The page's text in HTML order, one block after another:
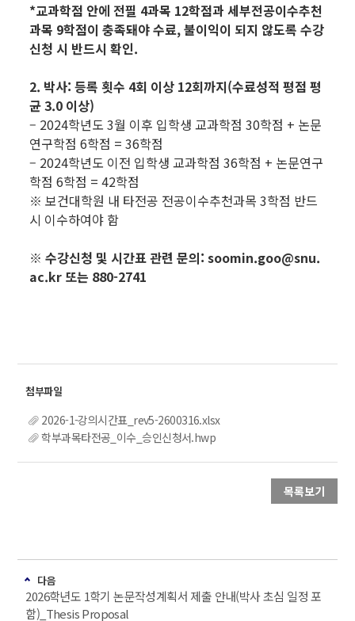
*교과학점 안에 전필 4과목 12학점과 세부전공이수추천
과목 9학점이 충족돼야 수료, 불이익이 되지 않도록 수강
신청 시 반드시 확인.
2. 박사: 등록 횟수 4회 이상 12회까지(수료성적 평점 평
균 3.0 이상)
– 2024학년도 3월 이후 입학생 교과학점 30학점 + 논문
연구학점 6학점 = 36학점
– 2024학년도 이전 입학생 교과학점 36학점 + 논문연구
학점 6학점 = 42학점
※ 보건대학원 내 타전공 전공이수추천과목 3학점 반드
시 이수하여야 함
※ 수강신청 및 시간표 관련 문의: soomin.goo@snu.
ac.kr 또는 880-2741
2026-1-강의시간표_rev5-2600316.xlsx
학부과목타전공_이수_승인신청서.hwp
목록보기
다음
2026학년도 1학기 논문작성계획서 제출 안내(박사 초심 일정 포
함)_Thesis Proposal